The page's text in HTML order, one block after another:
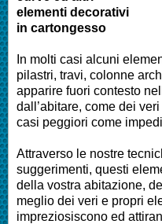
elementi decorativi
in cartongesso
In molti casi alcuni
pilastri, travi, colonne
apparire fuori contesto
dall’abitare, come dei
casi peggiori come
Attraverso le nostre
suggerimenti, questi
della vostra abitazione,
meglio dei veri e propri
impreziosiscono ed